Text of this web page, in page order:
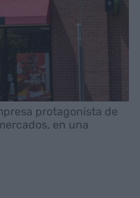
protagonista de
en una